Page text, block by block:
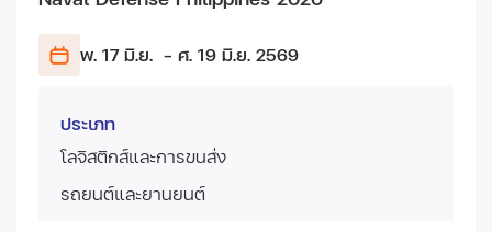
พ. 17 มิ.ย. - ศ. 19 มิ.ย. 2569
ประเภท
โลจิสติกส์และการขนส่ง
รถยนต์และยานยนต์